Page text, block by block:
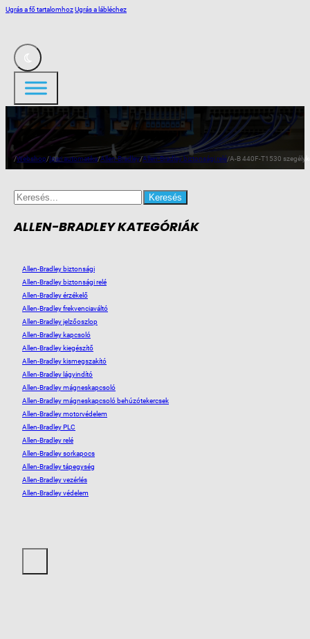
Ugrás a fő tartalomhozUgrás a lábléchez
/Webshop/Ipari automatika/Allen-Bradley/Allen-Bradley biztonsági relé/A-B 440F-T1530
Search
for:
ALLEN-BRADLEY KATEGÓRIÁK
Allen-Bradley biztonsági
Allen-Bradley biztonsági relé
Allen-Bradley érzékelő
Allen-Bradley frekvenciaváltó
Allen-Bradley jelzőoszlop
Allen-Bradley kapcsoló
Allen-Bradley kiegészítő
Allen-Bradley kismegszakító
Allen-Bradley lágyindító
Allen-Bradley mágneskapcsoló
Allen-Bradley mágneskapcsoló behúzótekercsek
Allen-Bradley motorvédelem
Allen-Bradley PLC
Allen-Bradley relé
Allen-Bradley sorkapocs
Allen-Bradley tápegység
Allen-Bradley vezérlés
Allen-Bradley védelem